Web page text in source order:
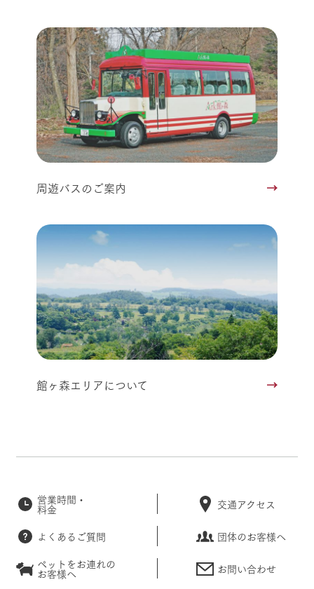
周遊バスのご案内
館ヶ森エリアについて
営業時間・
料金 交通アクセス
よくあるご質問
団体のお客様へ
ペットをお連れの
お客様へ お問い合わせ